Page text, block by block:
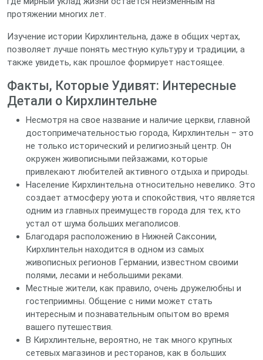
протяжении многих лет.
Изучение истории Кирхлинтельна, даже в общих чертах,
позволяет лучше понять местную культуру и традиции, а
также увидеть, как прошлое формирует настоящее.
Факты, Которые Удивят: Интересные
Детали о Кирхлинтельне
Несмотря на свое название и наличие церкви, главной
достопримечательностью города, Кирхлинтельн – это
не только исторический и религиозный центр. Он
окружен живописными пейзажами, которые
привлекают любителей активного отдыха и природы.
Население Кирхлинтельна относительно невелико. Это
создает атмосферу уюта и спокойствия, что является
одним из главных преимуществ города для тех, кто
устал от шума больших мегаполисов.
Благодаря расположению в Нижней Саксонии,
Кирхлинтельн находится в одном из самых
живописных регионов Германии, известном своими
полями, лесами и небольшими реками.
Местные жители, как правило, очень дружелюбны и
гостеприимны. Общение с ними может стать
интересным и познавательным опытом во время
вашего путешествия.
В Кирхлинтельне, вероятно, не так много крупных
сетевых магазинов и ресторанов, как в больших